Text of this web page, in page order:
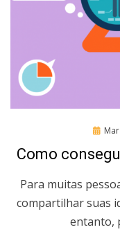
Posted
Como
Para muitas
compartilhar suas
entanto,